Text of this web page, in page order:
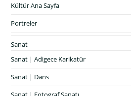
Kültür Ana Sayfa
Portreler
Sanat
Sanat | Adigece Karikatür
Sanat | Dans